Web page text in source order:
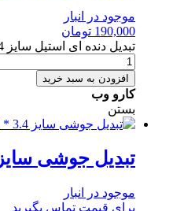
موجود در انبار
190,000 تومان
تبدیل دنده ای استیل سایز 3/4 * 1/2 اینچ عدد
افزودن به سبد خرید
کارو وب
بستن
تبدیل جوشی سایز 3.4 * 1 اینچ
موجود در انبار
برای قیمت تماس بگیرید